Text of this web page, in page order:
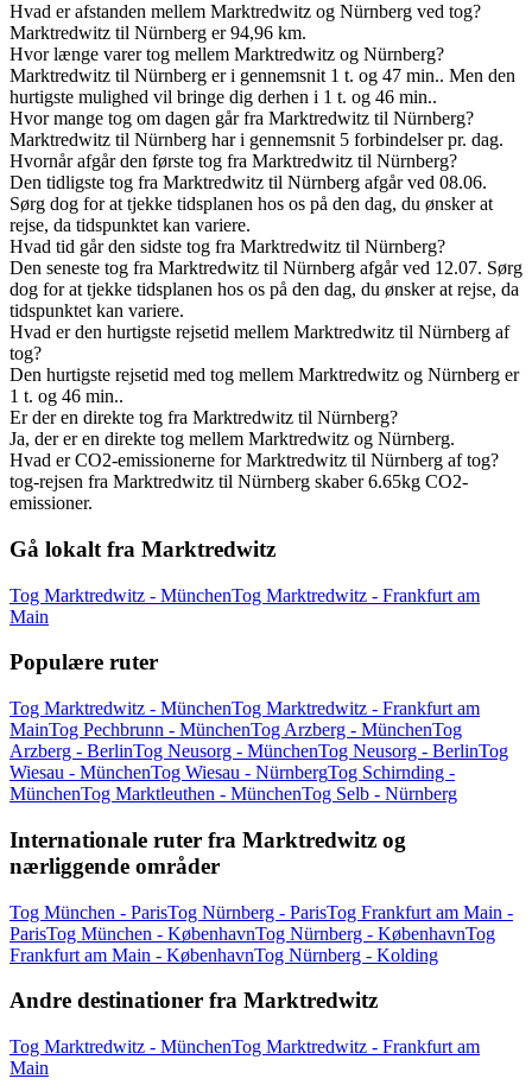
Hvad er afstanden mellem Marktredwitz og Nürnberg ved tog?
Marktredwitz til Nürnberg er 94,96 km.
Hvor længe varer tog mellem Marktredwitz og Nürnberg?
Marktredwitz til Nürnberg er i gennemsnit 1 t. og 47 min.. Men den
hurtigste mulighed vil bringe dig derhen i 1 t. og 46 min..
Hvor mange tog om dagen går fra Marktredwitz til Nürnberg?
Marktredwitz til Nürnberg har i gennemsnit 5 forbindelser pr. dag.
Hvornår afgår den første tog fra Marktredwitz til Nürnberg?
Den tidligste tog fra Marktredwitz til Nürnberg afgår ved 08.06.
Sørg dog for at tjekke tidsplanen hos os på den dag, du ønsker at
rejse, da tidspunktet kan variere.
Hvad tid går den sidste tog fra Marktredwitz til Nürnberg?
Den seneste tog fra Marktredwitz til Nürnberg afgår ved 12.07. Sørg
dog for at tjekke tidsplanen hos os på den dag, du ønsker at rejse, da
tidspunktet kan variere.
Hvad er den hurtigste rejsetid mellem Marktredwitz til Nürnberg af
tog?
Den hurtigste rejsetid med tog mellem Marktredwitz og Nürnberg er
1 t. og 46 min..
Er der en direkte tog fra Marktredwitz til Nürnberg?
Ja, der er en direkte tog mellem Marktredwitz og Nürnberg.
Hvad er CO2-emissionerne for Marktredwitz til Nürnberg af tog?
tog-rejsen fra Marktredwitz til Nürnberg skaber 6.65kg CO2-
emissioner.
Gå lokalt fra Marktredwitz
Tog Marktredwitz - MünchenTog Marktredwitz - Frankfurt am
Main
Populære ruter
Tog Marktredwitz - MünchenTog Marktredwitz - Frankfurt am
MainTog Pechbrunn - MünchenTog Arzberg - MünchenTog
Arzberg - BerlinTog Neusorg - MünchenTog Neusorg - BerlinTog
Wiesau - MünchenTog Wiesau - NürnbergTog Schirnding -
MünchenTog Marktleuthen - MünchenTog Selb - Nürnberg
Internationale ruter fra Marktredwitz og
nærliggende områder
Tog München - ParisTog Nürnberg - ParisTog Frankfurt am Main -
ParisTog München - KøbenhavnTog Nürnberg - KøbenhavnTog
Frankfurt am Main - KøbenhavnTog Nürnberg - Kolding
Andre destinationer fra Marktredwitz
Tog Marktredwitz - MünchenTog Marktredwitz - Frankfurt am
Main